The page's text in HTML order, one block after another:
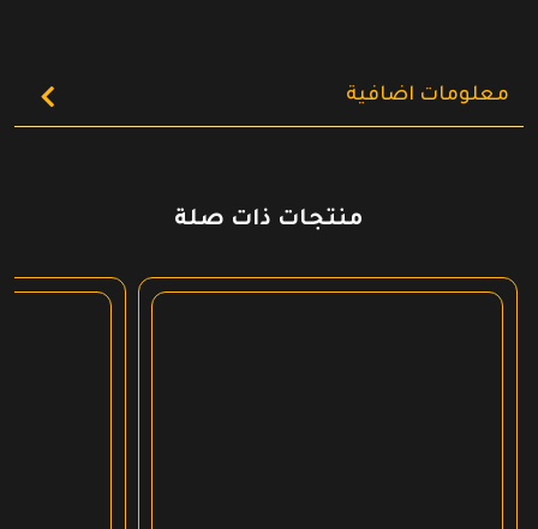
معلومات اضافية
منتجات ذات صلة